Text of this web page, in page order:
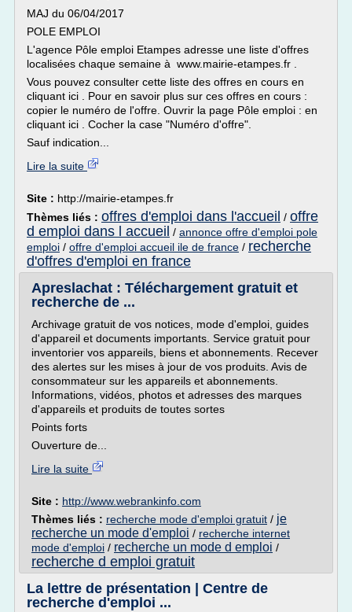
MAJ du 06/04/2017
POLE EMPLOI
L'agence Pôle emploi Etampes adresse une liste d'offres
localisées chaque semaine à www.mairie-etampes.fr .
Vous pouvez consulter cette liste des offres en cours en
cliquant ici . Pour en savoir plus sur ces offres en cours :
copier le numéro de l'offre. Ouvrir la page Pôle emploi : en
cliquant ici . Cocher la case "Numéro d'offre".
Sauf indication...
Lire la suite
Site : http://mairie-etampes.fr
Thèmes liés : offres d'emploi dans l'accueil / offre
d emploi dans l accueil / annonce offre d'emploi pole
emploi / offre d'emploi accueil ile de france / recherche
d'offres d'emploi en france
Apreslachat : Téléchargement gratuit et
recherche de ...
Archivage gratuit de vos notices, mode d'emploi, guides
d'appareil et documents importants. Service gratuit pour
inventorier vos appareils, biens et abonnements. Recever
des alertes sur les mises à jour de vos produits. Avis de
consommateur sur les appareils et abonnements.
Informations, vidéos, photos et adresses des marques
d'appareils et produits de toutes sortes
Points forts
Ouverture de...
Lire la suite
Site : http://www.webrankinfo.com
Thèmes liés : recherche mode d'emploi gratuit / je
recherche un mode d'emploi / recherche internet
mode d'emploi / recherche un mode d emploi /
recherche d emploi gratuit
La lettre de présentation | Centre de
recherche d'emploi ...